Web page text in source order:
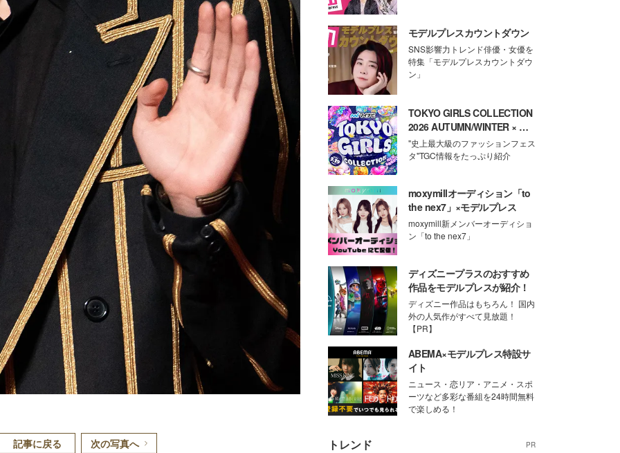
/
記事に戻る 次の写真へ
モデルプレスカウントダウン
SNS影響力トレンド俳優・女優を
特集「モデルプレスカウントダウ
ン」
TOKYO GIRLS COLLECTION
2026 AUTUMN/WINTER × モ
デルプレス
"史上最大級のファッションフェス
タ"TGC情報をたっぷり紹介
moxymillオーディション「to
the nex7」×モデルプレス
moxymill新メンバーオーディショ
ン「to the nex7」
ディズニープラスのおすすめ
作品をモデルプレスが紹介！
ディズニー作品はもちろん！ 国内
外の人気作がすべて見放題！
【PR】
ABEMA×モデルプレス特設サ
イト
ニュース・恋リア・アニメ・スポ
ーツなど多彩な番組を24時間無料
で楽しめる！
トレンド PR